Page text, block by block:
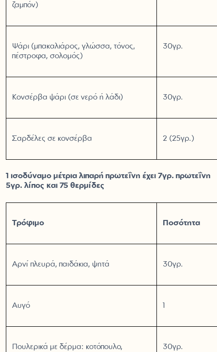
ζαμπόν)
Ψάρι (μπακαλιάρος, γλώσσα, τόνος,
πέστροφα, σολομός)
30γρ.
Κονσέρβα ψάρι (σε νερό ή λάδι) 30γρ.
Σαρδέλες σε κονσέρβα 2 (25γρ.)
1 ισοδύναμο μέτρια λιπαρή πρωτεΐνη έχει 7γρ. πρωτεΐνη
5γρ. λίπος και 75 θερμίδες
Τρόφιμο Ποσότητα
Αρνί πλευρά, παϊδάκια, ψητά 30γρ.
Αυγό
Πουλερικά με δέρμα: κοτόπουλο,
30γρ.